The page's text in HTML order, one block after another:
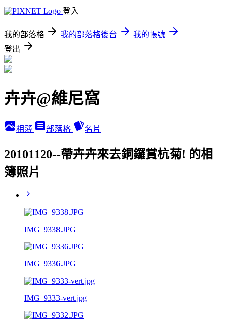
登入
我的部落格 我的部落格後台
我的帳號
登出
卉卉@維尼窩
相簿 部落格 名片
20101120--帶卉卉來去銅鑼賞杭菊! 的相
簿照片
IMG_9338.JPG
IMG_9336.JPG
IMG_9333-vert.jpg